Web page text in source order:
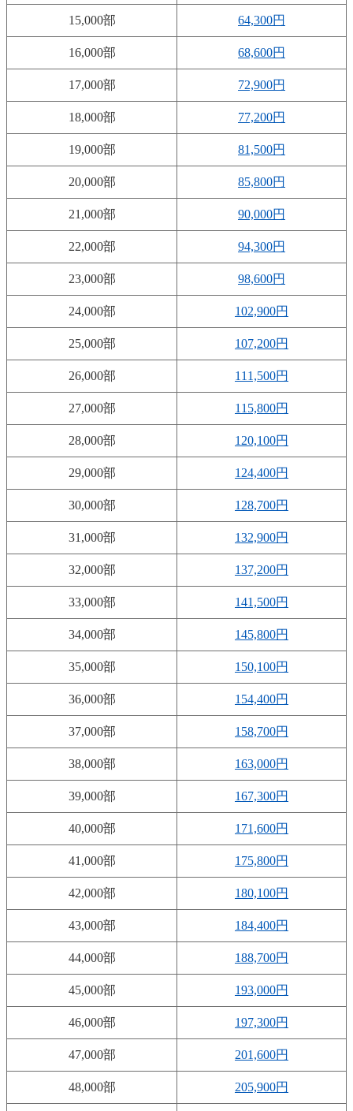
15,000部 64,300円
16,000部 68,600円
17,000部 72,900円
18,000部 77,200円
19,000部 81,500円
20,000部 85,800円
21,000部 90,000円
22,000部 94,300円
23,000部 98,600円
24,000部 102,900円
25,000部 107,200円
26,000部 111,500円
27,000部 115,800円
28,000部 120,100円
29,000部 124,400円
30,000部 128,700円
31,000部 132,900円
32,000部 137,200円
33,000部 141,500円
34,000部 145,800円
35,000部 150,100円
36,000部 154,400円
37,000部 158,700円
38,000部 163,000円
39,000部 167,300円
40,000部 171,600円
41,000部 175,800円
42,000部 180,100円
43,000部 184,400円
44,000部 188,700円
45,000部 193,000円
46,000部 197,300円
47,000部 201,600円
48,000部 205,900円